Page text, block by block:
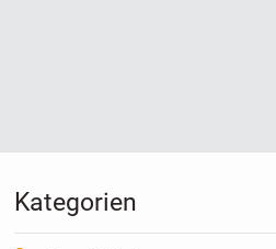
Kategorien